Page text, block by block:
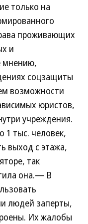
только на
проживающих
и
мнению,
соцзащиты
возможности
юристов,
учреждения.
тыс. человек,
выход с этажа,
так
она.— В
людей заперты,
Их жалобы